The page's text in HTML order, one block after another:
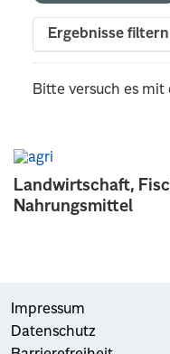
Landwirtschaft,
Nahrungsmittel
Ergebnisse filtern
Bitte versuch es mit
Impressum
Datenschutz